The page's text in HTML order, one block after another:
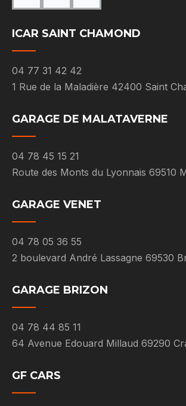
ICAR SAINT CHAMOND
04 77 31 42 42
1 Rue de la Maladière 42400 Saint
GARAGE DE MALATAVERNE
04 78 45 15 21
Route des Monts du Lyonnais 69510
GARAGE VENET
04 78 05 36 55
2 boulevard André Lassagne 69530
GARAGE BRIZON
04 78 44 85 11
64 Avenue Edouard Millaud 69290
GF CARS